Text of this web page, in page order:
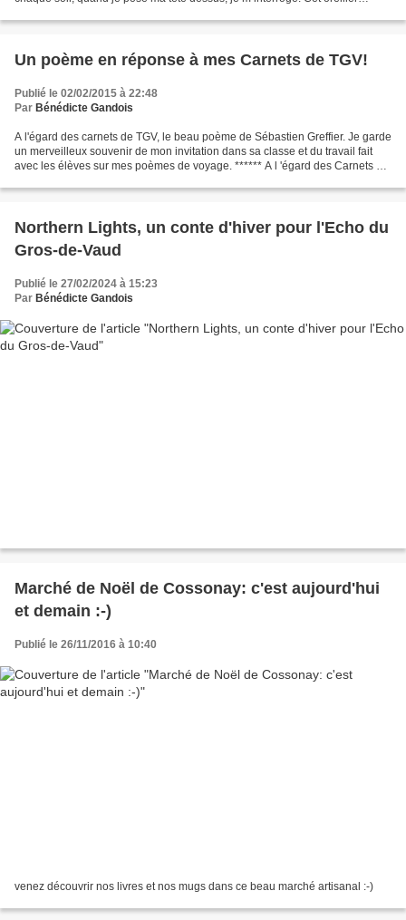
Un poème en réponse à mes Carnets de TGV!
Publié le 02/02/2015 à 22:48
Par Bénédicte Gandois
A l'égard des carnets de TGV, le beau poème de Sébastien Greffier. Je garde
un merveilleux souvenir de mon invitation dans sa classe et du travail fait
avec les élèves sur mes poèmes de voyage. ****** A l 'égard des Carnets de
Northern Lights, un conte d'hiver pour l'Echo du
Gros-de-Vaud
Publié le 27/02/2024 à 15:23
Par Bénédicte Gandois
Marché de Noël de Cossonay: c'est aujourd'hui
et demain :-)
Publié le 26/11/2016 à 10:40
venez découvrir nos livres et nos mugs dans ce beau marché artisanal :-)